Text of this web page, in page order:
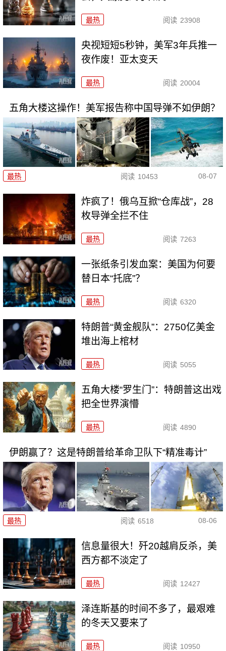
最热 阅读 23908
央视短短5秒钟，美军3年兵推一
夜作废！亚太变天
最热 阅读 20004
五角大楼这操作！美军报告称中国导弹不如伊朗？
最热 阅读 10453 08-07
炸疯了！俄乌互掀“仓库战”，28
枚导弹全拦不住
最热 阅读 7263
一张纸条引发血案：美国为何要
替日本“托底”？
最热 阅读 6320
特朗普“黄金舰队”：2750亿美金
堆出海上棺材
最热 阅读 5055
五角大楼“罗生门”：特朗普这出戏
把全世界演懵
最热 阅读 4890
伊朗赢了？这是特朗普给革命卫队下“精准毒计”
最热 阅读 6518 08-06
信息量很大！歼20越肩反杀，美
西方都不淡定了
最热 阅读 12427
泽连斯基的时间不多了，最艰难
的冬天又要来了
最热 阅读 10950